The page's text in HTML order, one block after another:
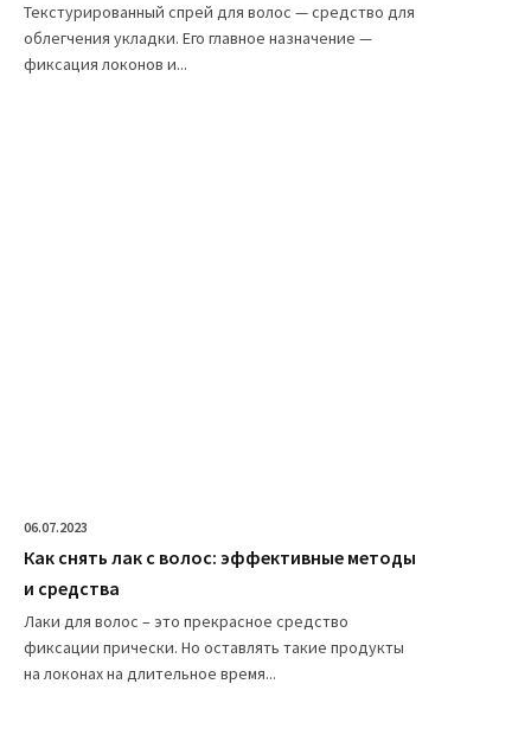
Текстурированный спрей для волос — средство для
облегчения укладки. Его главное назначение —
фиксация локонов и...
06.07.2023
Как снять лак с волос: эффективные методы
и средства
Лаки для волос – это прекрасное средство
фиксации прически. Но оставлять такие продукты
на локонах на длительное время...